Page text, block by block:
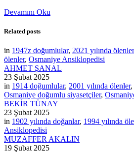
Devamını Oku
Related posts
in 1947z doğumlular, 2021 yılında ölenler
ölenler, Osmaniye Ansiklopedisi
AHMET ŞANAL
23 Şubat 2025
in 1914 doğumlular, 2001 yılında ölenler,
Osmaniye doğumlu siyasetçiler,
BEKİR TÜNAY
23 Şubat 2025
in 1902 yılında doğanlar, 1994 yılında
Ansiklopedisi
MUZAFFER AKALIN
19 Şubat 2025